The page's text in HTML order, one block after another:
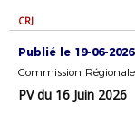
CRJ
Publié le 19-06-2026
Commission
PV du 16 Juin 2026